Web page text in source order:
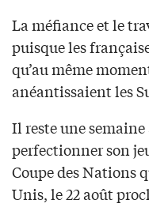
La méfiance et le
puisque les
qu’au même
anéantissaient les
Il reste une
perfectionner son
Coupe des Nations
Unis, le 22 août